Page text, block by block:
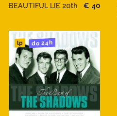
BEAUTIFUL LIE 20th € 40
lp do 24h